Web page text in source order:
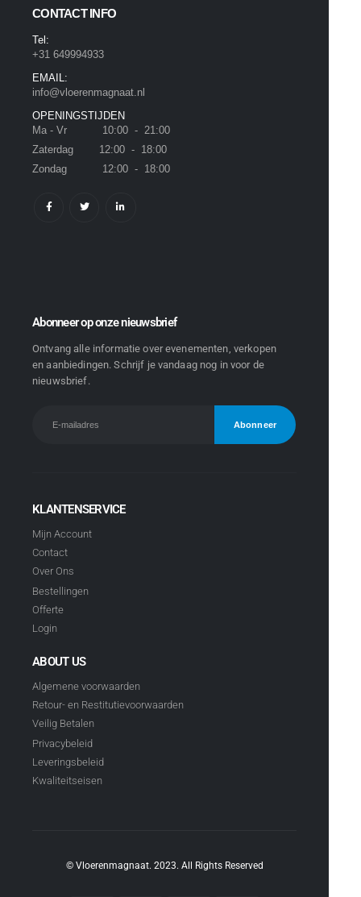
CONTACT INFO
Tel:
+31 649994933
EMAIL:
info@vloerenmagnaat.nl
OPENINGSTIJDEN
Ma - Vr 10:00 - 21:00
Zaterdag 12:00 - 18:00
Zondag 12:00 - 18:00
Abonneer op onze nieuwsbrief
Ontvang alle informatie over evenementen, verkopen
en aanbiedingen. Schrijf je vandaag nog in voor de
nieuwsbrief.
KLANTENSERVICE
Mijn Account
Contact
Over Ons
Bestellingen
Offerte
Login
ABOUT US
Algemene voorwaarden
Retour- en Restitutievoorwaarden
Veilig Betalen
Privacybeleid
Leveringsbeleid
Kwaliteitseisen
© Vloerenmagnaat. 2023. All Rights Reserved